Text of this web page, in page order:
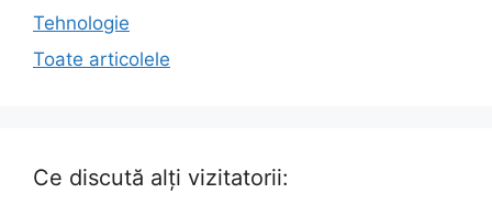
Tehnologie
Toate articolele
Ce discută alți vizitatorii: